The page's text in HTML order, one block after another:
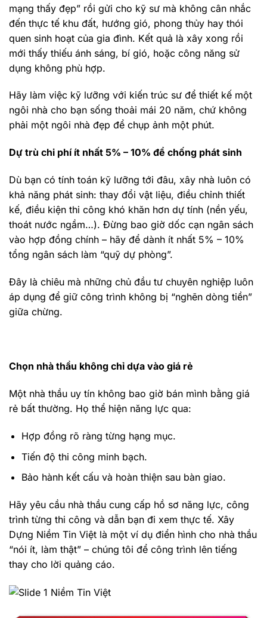
mạng thấy đẹp” rồi gửi cho kỹ sư mà không cân nhắc
đến thực tế khu đất, hướng gió, phong thủy hay thói
quen sinh hoạt của gia đình. Kết quả là xây xong rồi
mới thấy thiếu ánh sáng, bí gió, hoặc công năng sử
dụng không phù hợp.
Hãy làm việc kỹ lưỡng với kiến trúc sư để thiết kế một
ngôi nhà cho bạn sống thoải mái 20 năm, chứ không
phải một ngôi nhà đẹp để chụp ảnh một phút.
Dự trù chi phí ít nhất 5% – 10% để chống phát sinh
Dù bạn có tính toán kỹ lưỡng tới đâu, xây nhà luôn có
khả năng phát sinh: thay đổi vật liệu, điều chỉnh thiết
kế, điều kiện thi công khó khăn hơn dự tính (nền yếu,
thoát nước ngầm…). Đừng bao giờ dốc cạn ngân sách
vào hợp đồng chính – hãy để dành ít nhất 5% – 10%
tổng ngân sách làm “quỹ dự phòng”.
Đây là chiêu mà những chủ đầu tư chuyên nghiệp luôn
áp dụng để giữ công trình không bị “nghẽn dòng tiền”
giữa chừng.
Chọn nhà thầu không chỉ dựa vào giá rẻ
Một nhà thầu uy tín không bao giờ bán mình bằng giá
rẻ bất thường. Họ thể hiện năng lực qua:
Hợp đồng rõ ràng từng hạng mục.
Tiến độ thi công minh bạch.
Bảo hành kết cấu và hoàn thiện sau bàn giao.
Hãy yêu cầu nhà thầu cung cấp hồ sơ năng lực, công
trình từng thi công và dẫn bạn đi xem thực tế. Xây
Dựng Niềm Tin Việt là một ví dụ điển hình cho nhà thầu
“nói ít, làm thật” – chúng tôi để công trình lên tiếng
thay cho lời quảng cáo.